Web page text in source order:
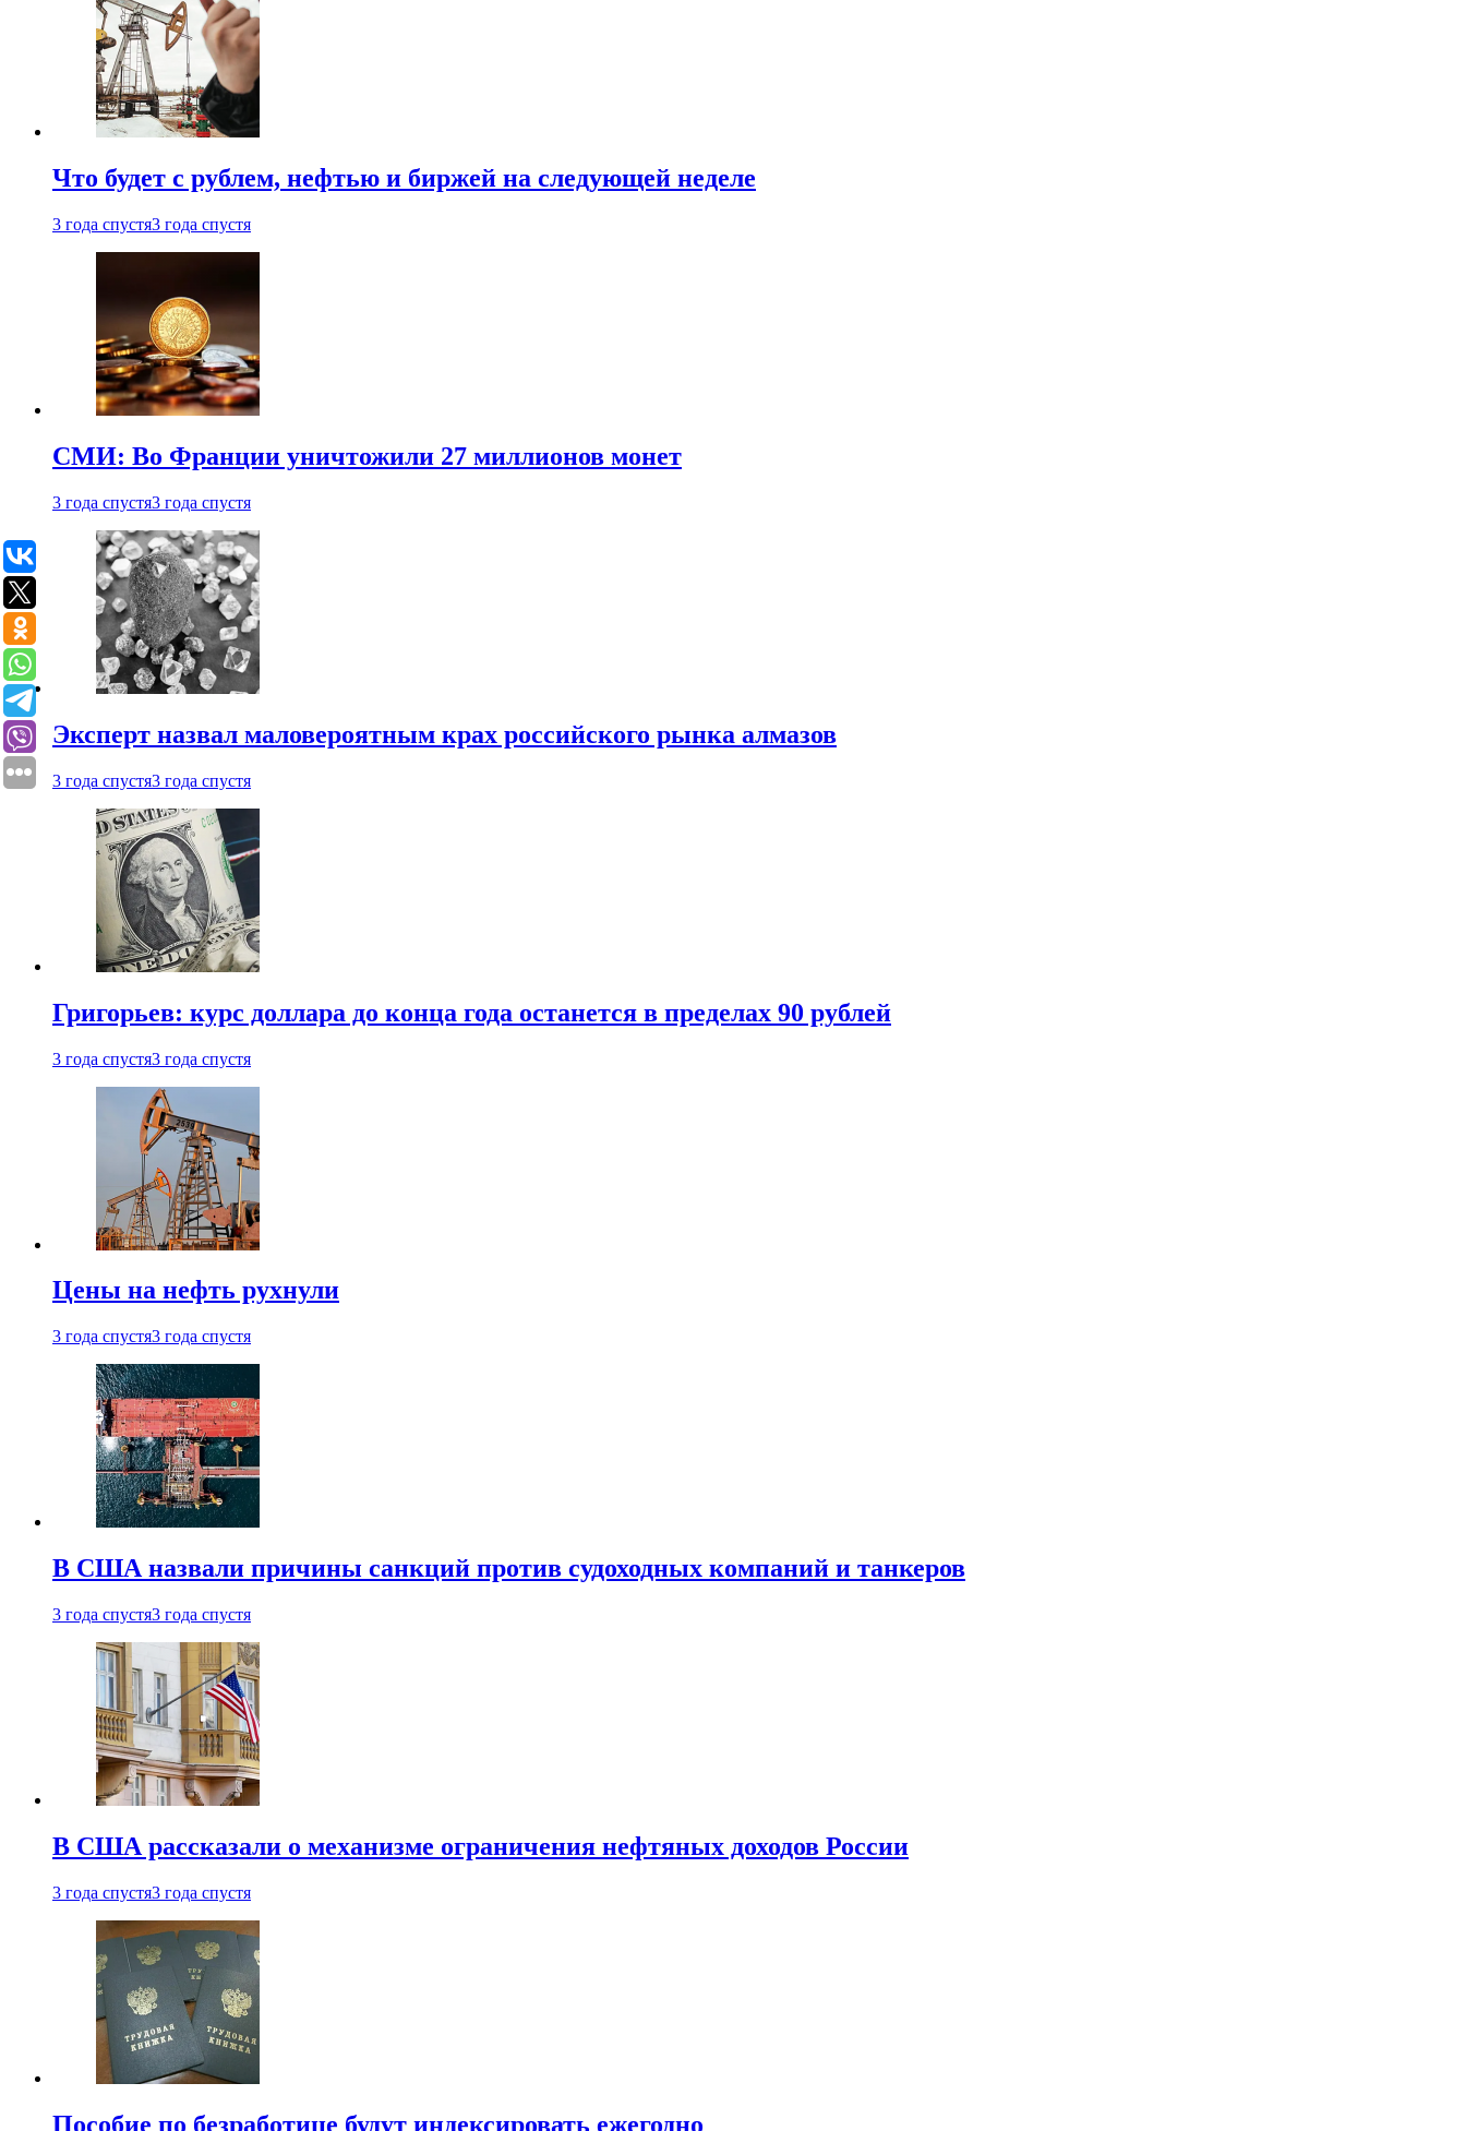
Что будет с рублем, нефтью и биржей на следующей неделе
3 года спустя3 года спустя
СМИ: Во Франции уничтожили 27 миллионов монет
3 года спустя3 года спустя
Эксперт назвал маловероятным крах российского рынка алмазов
3 года спустя3 года спустя
Григорьев: курс доллара до конца года останется в пределах 90 рублей
3 года спустя3 года спустя
Цены на нефть рухнули
3 года спустя3 года спустя
В США назвали причины санкций против судоходных компаний и танкеров
3 года спустя3 года спустя
В США рассказали о механизме ограничения нефтяных доходов России
3 года спустя3 года спустя
Пособие по безработице будут индексировать ежегодно